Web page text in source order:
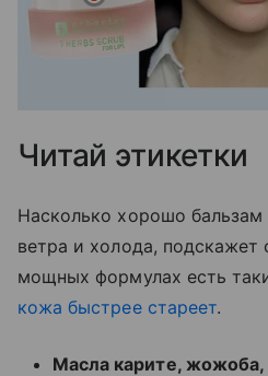
Читай этикетки
Насколько хорошо бальзам
ветра и холода, подскажет
мощных формулах есть
кожа быстрее стареет.
Масла карите, жожоба,